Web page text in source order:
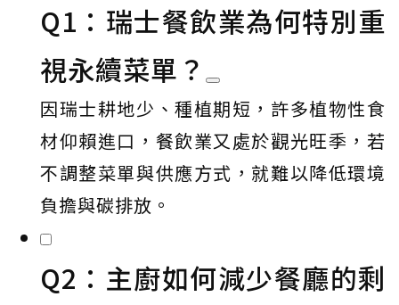
Q1：瑞士餐飲業為何特別重
視永續菜單？
因瑞士耕地少、種植期短，許多植物性食
材仰賴進口，餐飲業又處於觀光旺季，若
不調整菜單與供應方式，就難以降低環境
負擔與碳排放。
Q2：主廚如何減少餐廳的剩